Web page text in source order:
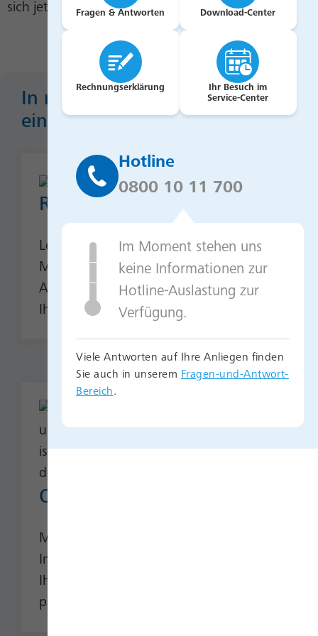
sich jetzt.
In nur 3 Schritten zur
einfachen Investition
Registrieren
Legen Sie ein Benutzerkonto mit Ihrer E-
Mail-Adresse an. Bestätigen Sie Ihre
Anmeldung per Link und ergänzen Sie
Ihre Daten.
Online zeichnen
Melden Sie sich an, wählen Sie den
Investitionsbetrag und bestätigen Sie
Ihre Investition – komplett digital und
papierlos.
Fragen & Antworten Download-Center
Rechnungserklärung
Ihr Besuch im
Service-Center
Hotline
0800 10 11 700
Im Moment stehen uns
keine Informationen zur
Hotline-Auslastung zur
Verfügung.
Viele Antworten auf Ihre Anliegen finden
Sie auch in unserem Fragen-und-Antwort-
Bereich.